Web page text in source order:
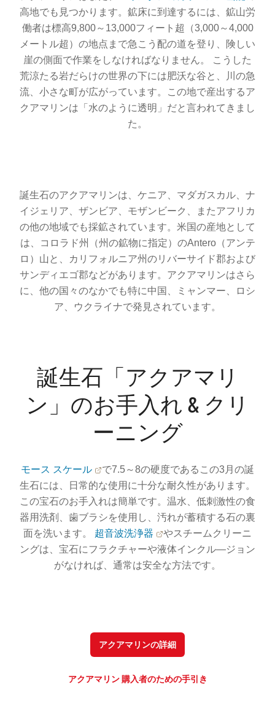
高地でも見つかります。鉱床に到達するには、鉱山労
働者は標高9,800～13,000フィート超（3,000～4,000
メートル超）の地点まで急こう配の道を登り、険しい
崖の側面で作業をしなければなりません。 こうした
荒涼たる岩だらけの世界の下には肥沃な谷と、川の急
流、小さな町が広がっています。この地で産出するア
クアマリンは「水のように透明」だと言われてきまし
た。
誕生石のアクアマリンは、ケニア、マダガスカル、ナ
イジェリア、ザンビア、モザンビーク、またアフリカ
の他の地域でも採鉱されています。米国の産地として
は、コロラド州（州の鉱物に指定）のAntero（アンテ
ロ）山と、カリフォルニア州のリバーサイド郡および
サンディエゴ郡などがあります。アクアマリンはさら
に、他の国々のなかでも特に中国、ミャンマー、ロシ
ア、ウクライナで発見されています。
誕生石「アクアマリ
ン」のお手入れ & クリ
ーニング
モース スケール
で7.5～8の硬度であるこの3月の誕
生石には、日常的な使用に十分な耐久性があります。
この宝石のお手入れは簡単です。温水、低刺激性の食
器用洗剤、歯ブラシを使用し、汚れが蓄積する石の裏
面を洗います。 超音波洗浄器
やスチームクリーニ
ングは、宝石にフラクチャーや液体インクル―ジョン
がなければ、通常は安全な方法です。
アクアマリンの詳細
アクアマリン 購入者のための手引き